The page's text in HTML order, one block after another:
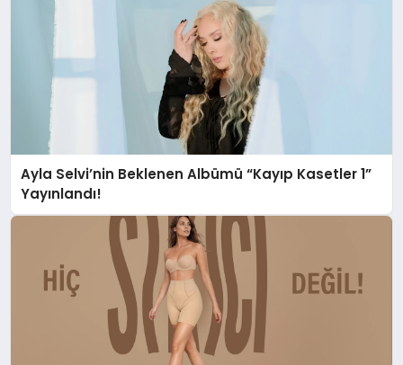
Ayla Selvi’nin Beklenen Albümü “Kayıp Kasetler 1”
Yayınlandı!